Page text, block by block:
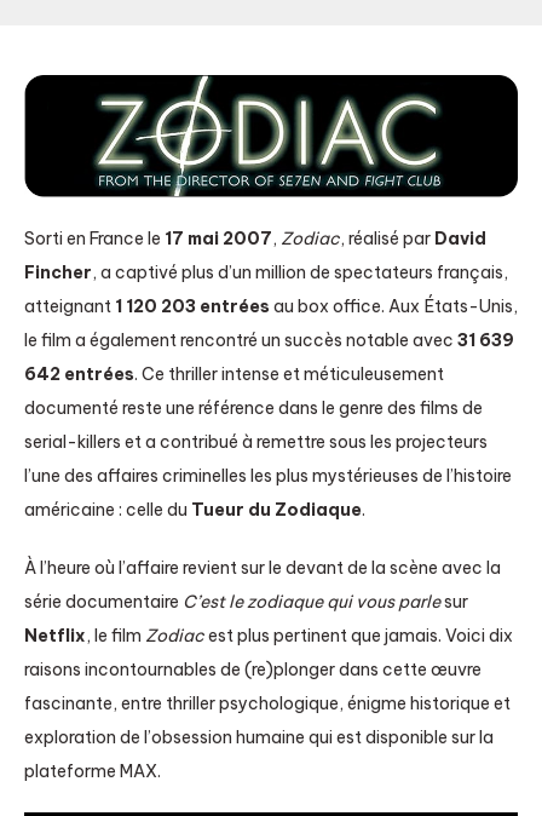
Sorti en France le 17 mai 2007, Zodiac, réalisé par David
Fincher, a captivé plus d’un million de spectateurs français,
atteignant 1 120 203 entrées au box office. Aux États-Unis,
le film a également rencontré un succès notable avec 31 639
642 entrées. Ce thriller intense et méticuleusement
documenté reste une référence dans le genre des films de
serial-killers et a contribué à remettre sous les projecteurs
l’une des affaires criminelles les plus mystérieuses de l’histoire
américaine : celle du Tueur du Zodiaque.
À l’heure où l’affaire revient sur le devant de la scène avec la
série documentaire C’est le zodiaque qui vous parlesur
Netflix, le film Zodiacest plus pertinent que jamais. Voici dix
raisons incontournables de (re)plonger dans cette œuvre
fascinante, entre thriller psychologique, énigme historique et
exploration de l’obsession humaine qui est disponible sur la
plateforme MAX.